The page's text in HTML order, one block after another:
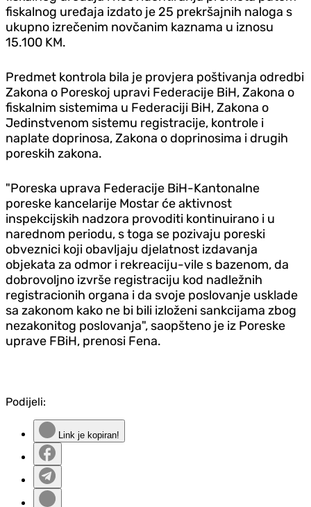
fiskalnog uređaja izdato je 25 prekršajnih naloga s
ukupno izrečenim novčanim kaznama u iznosu
15.100 KM.
Predmet kontrola bila je provjera poštivanja odredbi
Zakona o Poreskoj upravi Federacije BiH, Zakona o
fiskalnim sistemima u Federaciji BiH, Zakona o
Jedinstvenom sistemu registracije, kontrole i
naplate doprinosa, Zakona o doprinosima i drugih
poreskih zakona.
"Poreska uprava Federacije BiH-Kantonalne
poreske kancelarije Mostar će aktivnost
inspekcijskih nadzora provoditi kontinuirano i u
narednom periodu, s toga se pozivaju poreski
obveznici koji obavljaju djelatnost izdavanja
objekata za odmor i rekreaciju-vile s bazenom, da
dobrovoljno izvrše registraciju kod nadležnih
registracionih organa i da svoje poslovanje usklade
sa zakonom kako ne bi bili izloženi sankcijama zbog
nezakonitog poslovanja", saopšteno je iz Poreske
uprave FBiH, prenosi Fena.
Podijeli:
Link je kopiran!